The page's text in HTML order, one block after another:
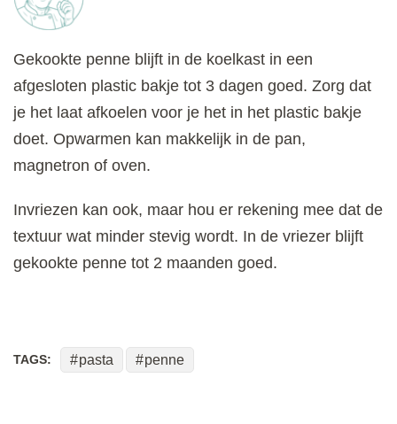
Gekookte penne blijft in de koelkast in een
afgesloten plastic bakje tot 3 dagen goed. Zorg dat
je het laat afkoelen voor je het in het plastic bakje
doet. Opwarmen kan makkelijk in de pan,
magnetron of oven.
Invriezen kan ook, maar hou er rekening mee dat de
textuur wat minder stevig wordt. In de vriezer blijft
gekookte penne tot 2 maanden goed.
TAGS: pasta penne